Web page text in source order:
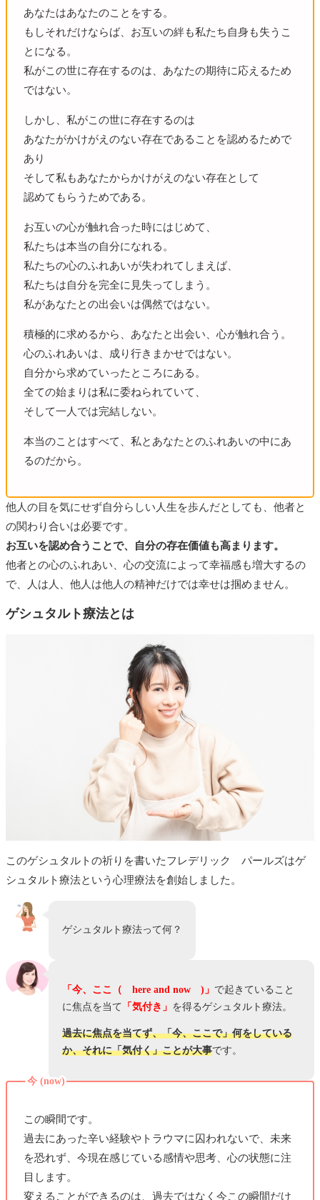
あなたはあなたのことをする。
もしそれだけならば、お互いの絆も私たち自身も失うこ
とになる。
私がこの世に存在するのは、あなたの期待に応えるため
ではない。
しかし、私がこの世に存在するのは
あなたがかけがえのない存在であることを認めるためで
あり
そして私もあなたからかけがえのない存在として
認めてもらうためである。
お互いの心が触れ合った時にはじめて、
私たちは本当の自分になれる。
私たちの心のふれあいが失われてしまえば、
私たちは自分を完全に見失ってしまう。
私があなたとの出会いは偶然ではない。
積極的に求めるから、あなたと出会い、心が触れ合う。
心のふれあいは、成り行きまかせではない。
自分から求めていったところにある。
全ての始まりは私に委ねられていて、
そして一人では完結しない。
本当のことはすべて、私とあなたとのふれあいの中にあ
るのだから。
他人の目を気にせず自分らしい人生を歩んだとしても、他者と
の関わり合いは必要です。
お互いを認め合うことで、自分の存在価値も高まります。
他者との心のふれあい、心の交流によって幸福感も増大するの
で、人は人、他人は他人の精神だけでは幸せは掴めません。
ゲシュタルト療法とは
このゲシュタルトの祈りを書いたフレデリック パールズはゲ
シュタルト療法という心理療法を創始しました。
ゲシュタルト療法って何？
「今、ここ（ here and now )」 で起きていること
に焦点を当て
「気付き」 を得るゲシュタルト療法。
過去に焦点を当てず、「今、ここで」何をしている
か、それに「気付く」ことが大事です。
今 (now)
この瞬間です。
過去にあった辛い経験やトラウマに囚われないで、未来
を恐れず、今現在感じている感情や思考、心の状態に注
目します。
変えることができるのは、過去ではなく今この瞬間だけ